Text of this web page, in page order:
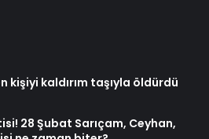
kişiyi kaldırım taşıyla öldürdü
28 Şubat Sarıçam, Ceyhan,